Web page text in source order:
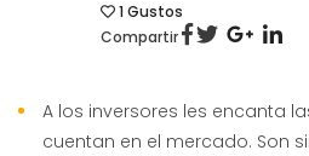
1Gustos
Compartir
A los inversores les encanta
cuentan en el mercado. Son